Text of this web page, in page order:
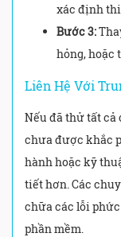
xác định
Bước 3:
hỏng, hoặc
Liên Hệ Với
Nếu đã thử tất cả
chưa được khắc
hành hoặc kỹ
tiết hơn. Các
chữa các lỗi
phần mềm.